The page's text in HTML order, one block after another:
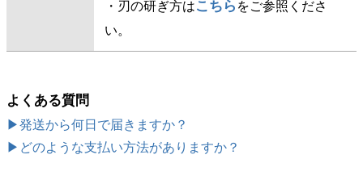
・刃の研ぎ方はこちらをご参照くださ
い。
よくある質問
▶発送から何日で届きますか？
▶どのような支払い方法がありますか？